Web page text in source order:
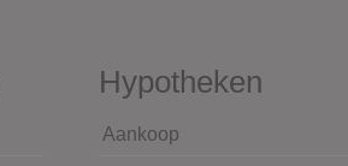
Hypotheken
Aankoop